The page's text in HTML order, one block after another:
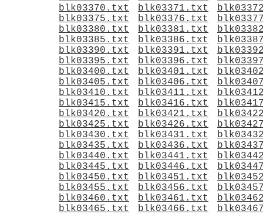
blk03370.txt
blk03371.txt
blk03375.txt
blk03376.txt
blk03380.txt
blk03381.txt
blk03385.txt
blk03386.txt
blk03390.txt
blk03391.txt
blk03395.txt
blk03396.txt
blk03400.txt
blk03401.txt
blk03405.txt
blk03406.txt
blk03410.txt
blk03411.txt
blk03415.txt
blk03416.txt
blk03420.txt
blk03421.txt
blk03425.txt
blk03426.txt
blk03430.txt
blk03431.txt
blk03435.txt
blk03436.txt
blk03440.txt
blk03441.txt
blk03445.txt
blk03446.txt
blk03450.txt
blk03451.txt
blk03455.txt
blk03456.txt
blk03460.txt
blk03461.txt
blk03465.txt
blk03466.txt